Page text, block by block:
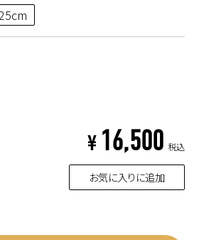
¥ 16,500 税込
お気に入りに追加